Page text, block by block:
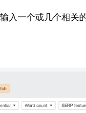
入一个或几个相关